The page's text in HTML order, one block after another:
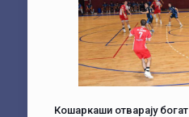
Кошаркаши отварају